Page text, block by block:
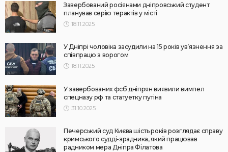
Завербований росіянами дніпровський студент
планував серію терактів у місті
18.11.2025
У Дніпрі чоловіка засудили на 15 років ув’язнення за
співпрацю з ворогом
18.11.2025
У завербованих фсб дніпрян виявили вимпел
спецназу рф та статуетку путіна
31.10.2025
Печерський суд Києва шість років розглядає справу
кримського судді-зрадника, який працював
радником мера Дніпра Філатова